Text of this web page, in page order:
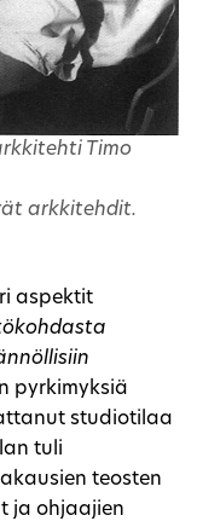
Timo
arkkitehdit.
aspektit
pyrkimyksiä
studiotilaa
tuli
teosten
ja ohjaajien